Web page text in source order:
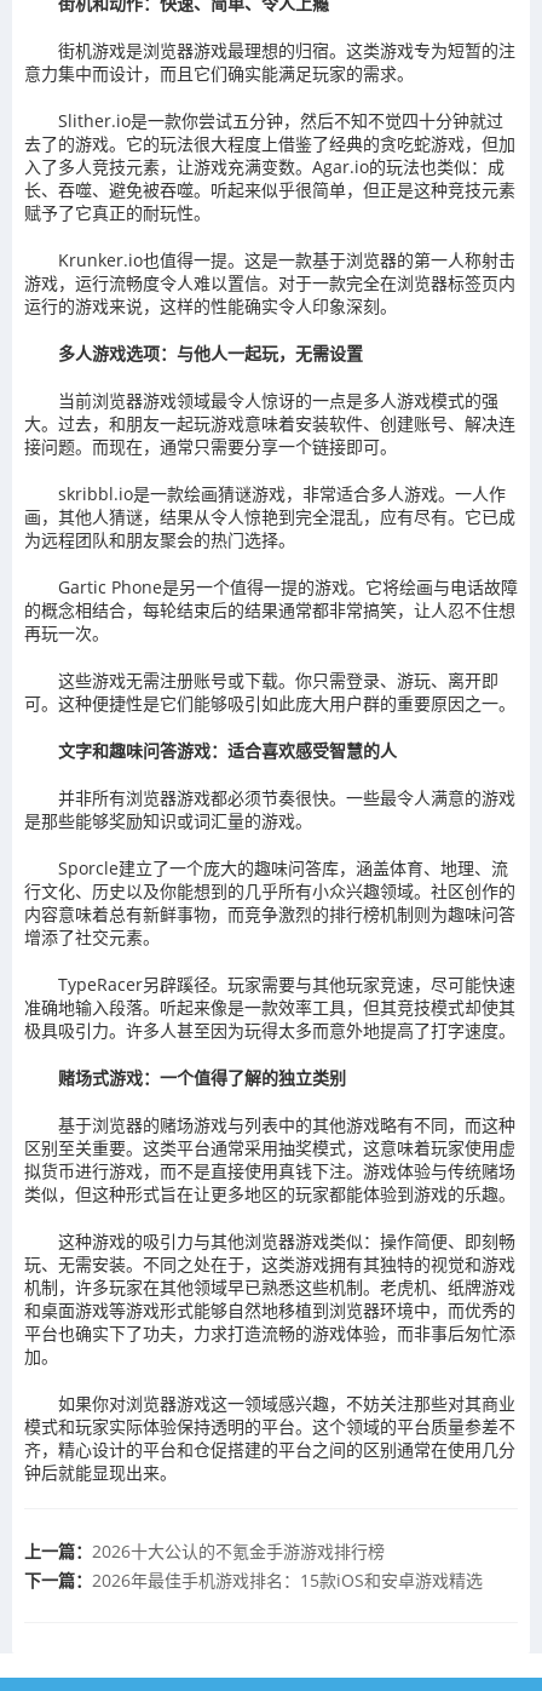
街机游戏是浏览器游戏最理想的归宿。这类游戏专为短暂的注
意力集中而设计，而且它们确实能满足玩家的需求。
Slither.io是一款你尝试五分钟，然后不知不觉四十分钟就过
去了的游戏。它的玩法很大程度上借鉴了经典的贪吃蛇游戏，但加
入了多人竞技元素，让游戏充满变数。Agar.io的玩法也类似：成
长、吞噬、避免被吞噬。听起来似乎很简单，但正是这种竞技元素
赋予了它真正的耐玩性。
Krunker.io也值得一提。这是一款基于浏览器的第一人称射击
游戏，运行流畅度令人难以置信。对于一款完全在浏览器标签页内
运行的游戏来说，这样的性能确实令人印象深刻。
多人游戏选项：与他人一起玩，无需设置
当前浏览器游戏领域最令人惊讶的一点是多人游戏模式的强
大。过去，和朋友一起玩游戏意味着安装软件、创建账号、解决连
接问题。而现在，通常只需要分享一个链接即可。
skribbl.io是一款绘画猜谜游戏，非常适合多人游戏。一人作
画，其他人猜谜，结果从令人惊艳到完全混乱，应有尽有。它已成
为远程团队和朋友聚会的热门选择。
Gartic Phone是另一个值得一提的游戏。它将绘画与电话故障
的概念相结合，每轮结束后的结果通常都非常搞笑，让人忍不住想
再玩一次。
这些游戏无需注册账号或下载。你只需登录、游玩、离开即
可。这种便捷性是它们能够吸引如此庞大用户群的重要原因之一。
文字和趣味问答游戏：适合喜欢感受智慧的人
并非所有浏览器游戏都必须节奏很快。一些最令人满意的游戏
是那些能够奖励知识或词汇量的游戏。
Sporcle建立了一个庞大的趣味问答库，涵盖体育、地理、流
行文化、历史以及你能想到的几乎所有小众兴趣领域。社区创作的
内容意味着总有新鲜事物，而竞争激烈的排行榜机制则为趣味问答
增添了社交元素。
TypeRacer另辟蹊径。玩家需要与其他玩家竞速，尽可能快速
准确地输入段落。听起来像是一款效率工具，但其竞技模式却使其
极具吸引力。许多人甚至因为玩得太多而意外地提高了打字速度。
赌场式游戏：一个值得了解的独立类别
基于浏览器的赌场游戏与列表中的其他游戏略有不同，而这种
区别至关重要。这类平台通常采用抽奖模式，这意味着玩家使用虚
拟货币进行游戏，而不是直接使用真钱下注。游戏体验与传统赌场
类似，但这种形式旨在让更多地区的玩家都能体验到游戏的乐趣。
这种游戏的吸引力与其他浏览器游戏类似：操作简便、即刻畅
玩、无需安装。不同之处在于，这类游戏拥有其独特的视觉和游戏
机制，许多玩家在其他领域早已熟悉这些机制。老虎机、纸牌游戏
和桌面游戏等游戏形式能够自然地移植到浏览器环境中，而优秀的
平台也确实下了功夫，力求打造流畅的游戏体验，而非事后匆忙添
加。
如果你对浏览器游戏这一领域感兴趣，不妨关注那些对其商业
模式和玩家实际体验保持透明的平台。这个领域的平台质量参差不
齐，精心设计的平台和仓促搭建的平台之间的区别通常在使用几分
钟后就能显现出来。
上一篇： 2026十大公认的不氪金手游游戏排行榜
下一篇： 2026年最佳手机游戏排名：15款iOS和安卓游戏精选